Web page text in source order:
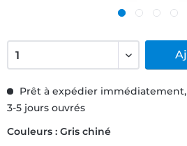
Prêt à expédier
3-5 jours ouvrés
Couleurs : Gris chiné